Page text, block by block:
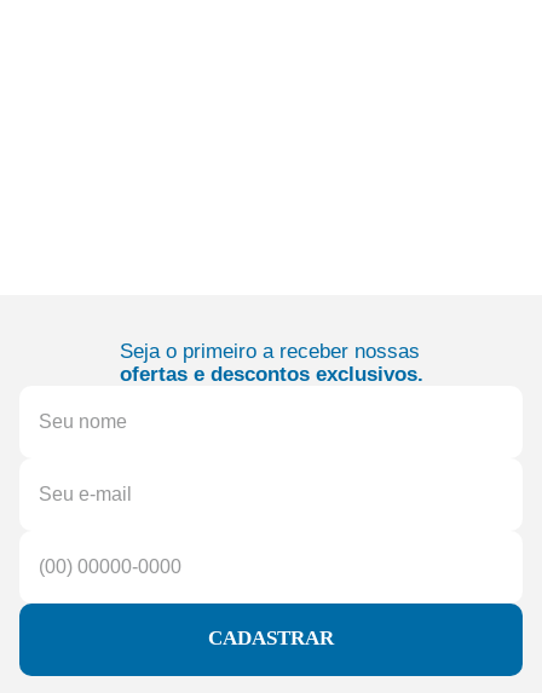
Seja o primeiro a receber nossas
ofertas e descontos exclusivos.
CADASTRAR